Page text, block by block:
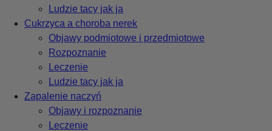
Ludzie tacy jak ja
Cukrzyca a choroba nerek
Objawy podmiotowe i przedmiotowe
Rozpoznanie
Leczenie
Ludzie tacy jak ja
Zapalenie naczyń
Objawy i rozpoznanie
Leczenie